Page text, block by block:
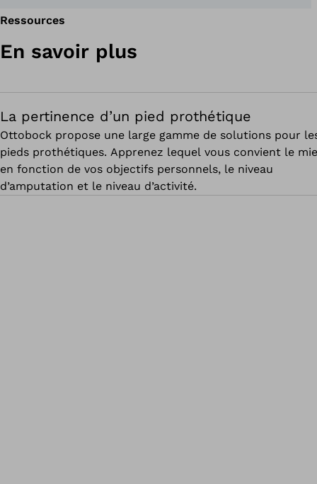
Ressources
En savoir plus
La pertinence d’un pied prothétique
Ottobock propose une large gamme de solutions pour
pieds prothétiques. Apprenez lequel vous convient le
en fonction de vos objectifs personnels, le niveau
d’amputation et le niveau d’activité.